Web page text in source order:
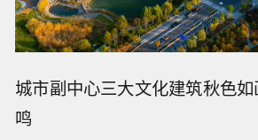
城市副中心三大文化建筑秋色
鸣